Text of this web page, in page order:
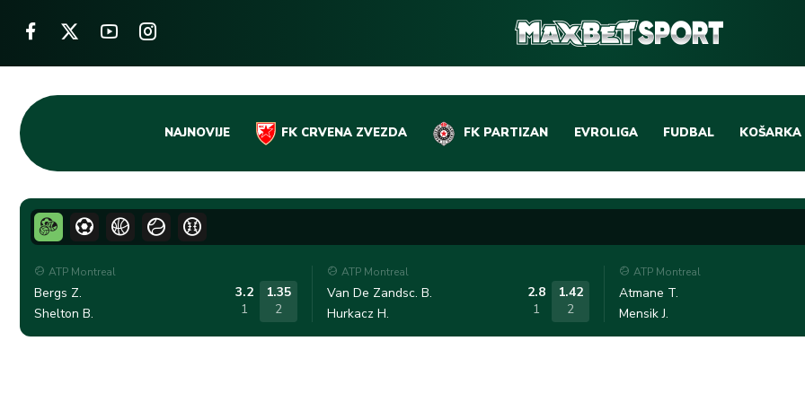
Skip
content
NAJNOVIJE FK CRVENA ZVEZDA FK PARTIZAN EVROLIGA FUDBAL
DOMAĆI FUDBAL
LIGE PETICE
OSTALE LIGE
KOŠARKA
EVROLIGA
ABA LIGA
ATP Montreal
Bergs Z.
Shelton B.
3.2
1
1.35
2
ATP Montreal
Van De Zandsc. B.
Hurkacz H.
2.8
1
1.42
2
ATP Montreal
Atmane T.
Mensik J.